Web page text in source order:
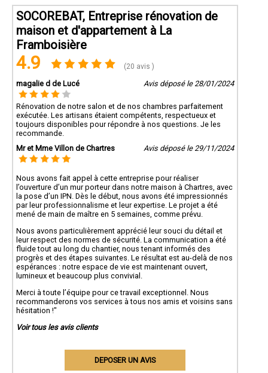
SOCOREBAT, Entreprise rénovation de
maison et d'appartement à La
Framboisière
4.9 (20 avis )
magalie d de Lucé Avis déposé le 28/01/2024
Rénovation de notre salon et de nos chambres parfaitement
exécutée. Les artisans étaient compétents, respectueux et
toujours disponibles pour répondre à nos questions. Je les
recommande.
Mr et Mme Villon de Chartres
Avis déposé le 29/11/2024
Nous avons fait appel à cette entreprise pour réaliser
l’ouverture d’un mur porteur dans notre maison à Chartres, avec
la pose d’un IPN. Dès le début, nous avons été impressionnés
par leur professionnalisme et leur expertise. Le projet a été
mené de main de maître en 5 semaines, comme prévu.
Nous avons particulièrement apprécié leur souci du détail et
leur respect des normes de sécurité. La communication a été
fluide tout au long du chantier, nous tenant informés des
progrès et des étapes suivantes. Le résultat est au-delà de nos
espérances : notre espace de vie est maintenant ouvert,
lumineux et beaucoup plus convivial.
Merci à toute l’équipe pour ce travail exceptionnel. Nous
recommanderons vos services à tous nos amis et voisins sans
hésitation !"
Voir tous les avis clients
DEPOSER UN AVIS